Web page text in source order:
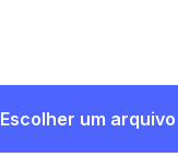
Escolher um arquivo